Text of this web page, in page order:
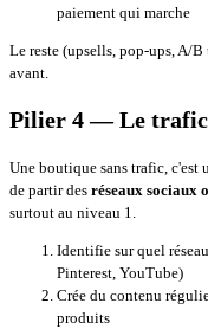
paiement qui marche
Le reste (upsells, pop-ups, A/B
avant.
Pilier 4 — Le trafic
Une boutique sans trafic, c'est
de partir des réseaux sociaux
surtout au niveau 1.
Identifie sur quel
Pinterest, YouTube)
Crée du contenu
produits